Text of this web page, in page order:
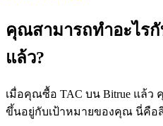
คุณสามารถทำอะไร
แล้ว?
เมื่อคุณซื้อ TAC บน Bitrue แล้ว
ขึ้นอยู่กับเป้าหมายของคุณ นี่คือ